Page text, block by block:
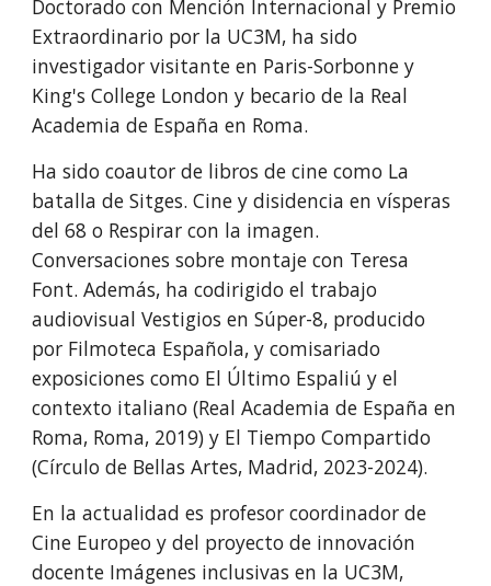
Doctorado con Mención Internacional y Premio
Extraordinario por la UC3M, ha sido
investigador visitante en Paris-Sorbonne y
King's College London y becario de la Real
Academia de España en Roma.
Ha sido coautor de libros de cine como La
batalla de Sitges. Cine y disidencia en vísperas
del 68 o Respirar con la imagen.
Conversaciones sobre montaje con Teresa
Font. Además, ha codirigido el trabajo
audiovisual Vestigios en Súper-8, producido
por Filmoteca Española, y comisariado
exposiciones como El Último Espaliú y el
contexto italiano (Real Academia de España en
Roma, Roma, 2019) y El Tiempo Compartido
(Círculo de Bellas Artes, Madrid, 2023-2024).
En la actualidad es profesor coordinador de
Cine Europeo y del proyecto de innovación
docente Imágenes inclusivas en la UC3M,